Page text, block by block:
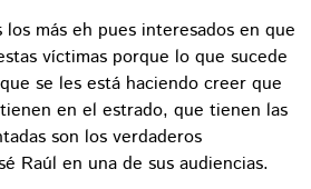
más eh pues interesados en que
víctimas porque lo que sucede
se les está haciendo creer que
en el estrado, que tienen las
son los verdaderos
Raúl en una de sus audiencias.